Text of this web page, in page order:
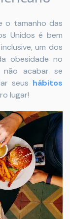
o tamanho das
Unidos é bem
um dos
obesidade no
acabar se
seus hábitos
lugar!